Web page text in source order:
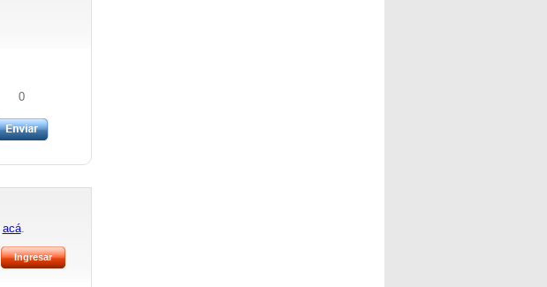
0
acá.